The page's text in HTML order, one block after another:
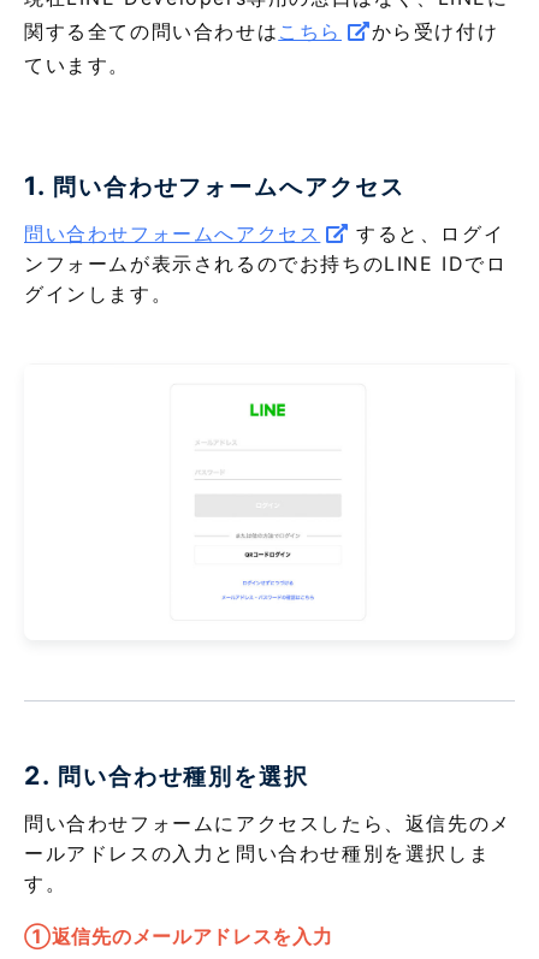
関する全ての問い合わせは こちら
から受け付け
ています。
1. 問い合わせフォームへアクセス
問い合わせフォームへアクセス
すると、ログイ
ンフォームが表示されるのでお持ちのLINE IDでロ
グインします。
2. 問い合わせ種別を選択
問い合わせフォームにアクセスしたら、返信先のメ
ールアドレスの入力と問い合わせ種別を選択しま
す。
①返信先のメールアドレスを入力